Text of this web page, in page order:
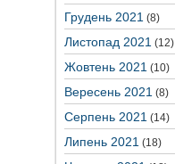
Грудень 2021(8)
Листопад 2021(12)
Жовтень 2021(10)
Вересень 2021(8)
Серпень 2021(14)
Липень 2021(18)